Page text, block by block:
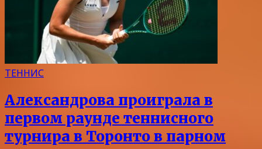
ТЕННИС
Александрова проиграла в
первом раунде теннисного
турнира в Торонто в парном